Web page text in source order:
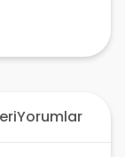
Yorumlar